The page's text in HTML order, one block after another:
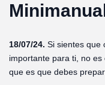
18/07/24. Si sientes que
importante para ti, no
que es que debes